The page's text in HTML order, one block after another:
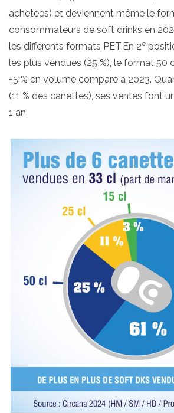
achetées) et deviennent même le
consommateurs de soft drinks en
les différents formats PET.En 2e
les plus vendues (25 %), le format 50
+5 % en volume comparé à 2023.
(11 % des canettes), ses ventes font
1 an.